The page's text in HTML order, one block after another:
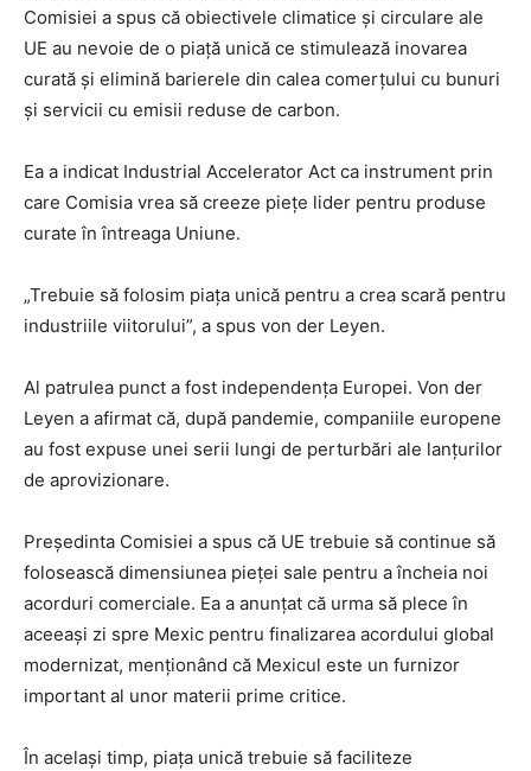
Comisiei a spus că obiectivele climatice și circulare ale
UE au nevoie de o piață unică ce stimulează inovarea
curată și elimină barierele din calea comerțului cu bunuri
și servicii cu emisii reduse de carbon.
Ea a indicat Industrial Accelerator Act ca instrument prin
care Comisia vrea să creeze piețe lider pentru produse
curate în întreaga Uniune.
„Trebuie să folosim piața unică pentru a crea scară pentru
industriile viitorului”, a spus von der Leyen.
Al patrulea punct a fost independența Europei. Von der
Leyen a afirmat că, după pandemie, companiile europene
au fost expuse unei serii lungi de perturbări ale lanțurilor
de aprovizionare.
Președinta Comisiei a spus că UE trebuie să continue să
folosească dimensiunea pieței sale pentru a încheia noi
acorduri comerciale. Ea a anunțat că urma să plece în
aceeași zi spre Mexic pentru finalizarea acordului global
modernizat, menționând că Mexicul este un furnizor
important al unor materii prime critice.
În același timp, piața unică trebuie să faciliteze